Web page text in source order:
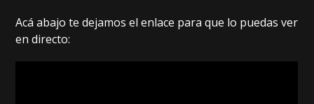
Acá abajo te dejamos el enlace para que lo puedas ver
en directo: